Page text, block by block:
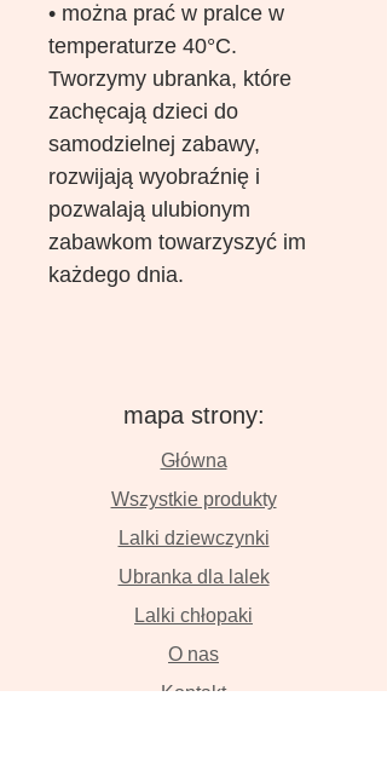
• można prać w pralce w
temperaturze 40°C.
Tworzymy ubranka, które
zachęcają dzieci do
samodzielnej zabawy,
rozwijają wyobraźnię i
pozwalają ulubionym
zabawkom towarzyszyć im
każdego dnia.
mapa strony:
Główna
Wszystkie produkty
Lalki dziewczynki
Ubranka dla lalek
Lalki chłopaki
O nas
Kontakt